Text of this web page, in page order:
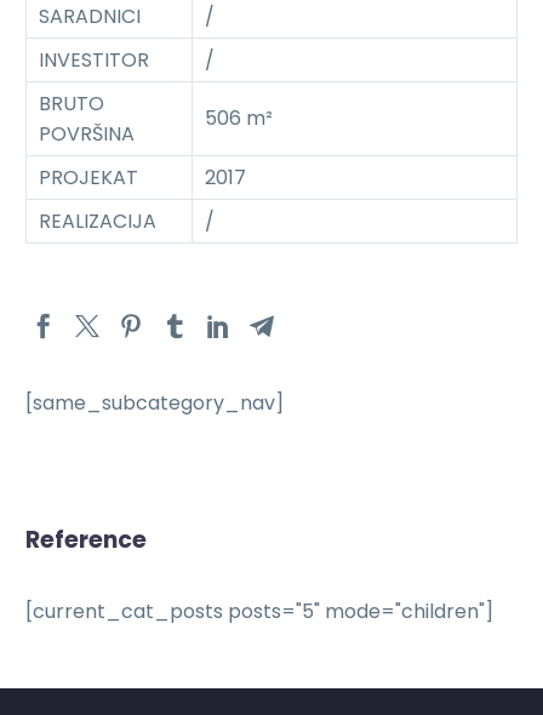
SARADNICI
/
INVESTITOR
/
BRUTO
POVRŠINA
506 m²
PROJEKAT
2017
REALIZACIJA
/
[same_subcategory_nav]
Reference
[current_cat_posts posts="5" mode="children"]